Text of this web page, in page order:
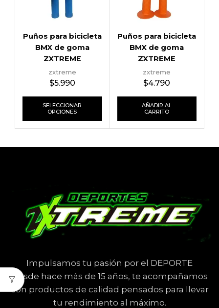
Puños para bicicleta
BMX de goma
ZXTREME
zxtreme
$5.990
SELECCIONAR
OPCIONES
Puños para bicicleta
BMX de goma
ZXTREME
zxtreme
$4.790
AÑADIR AL
CARRITO
Impulsamos tu pasión por el DEPORTE
Desde hace más de 15 años, te acompañamos
con productos de calidad pensados para llevar
tu rendimiento al máximo.